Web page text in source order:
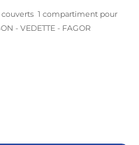
couverts 1 compartiment pour
- VEDETTE - FAGOR